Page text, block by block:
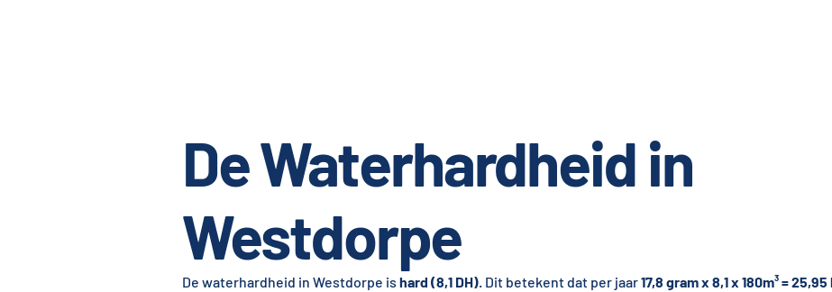
De Waterhardheid in
Westdorpe
De waterhardheid in Westdorpe is hard (8,1 DH). Dit betekent dat per jaar17,8 gram x 8,1 x 180m³ = 25,95